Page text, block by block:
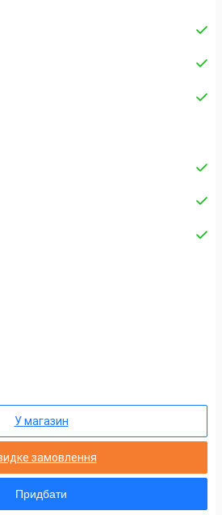
У магазин
замовлення
Придбати